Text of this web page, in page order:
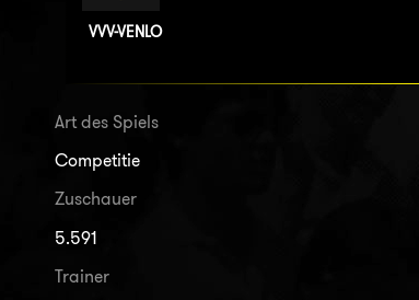
VVV-VENLO
Art des Spiels
Competitie
Zuschauer
5.591
Trainer